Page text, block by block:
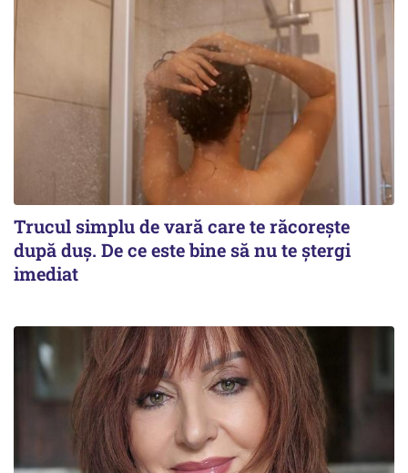
Trucul simplu de vară care te răcorește
după duș. De ce este bine să nu te ștergi
imediat